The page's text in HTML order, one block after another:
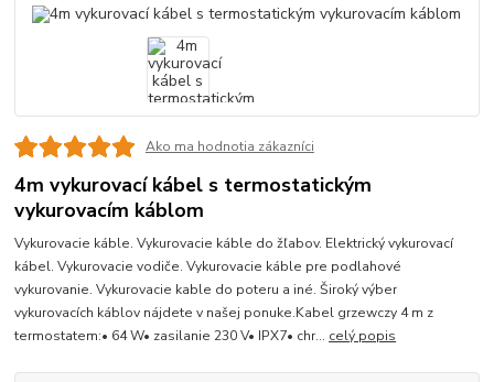
Ako ma hodnotia zákazníci
4m vykurovací kábel s termostatickým
vykurovacím káblom
Vykurovacie káble. Vykurovacie káble do žľabov. Elektrický vykurovací
kábel. Vykurovacie vodiče. Vykurovacie káble pre podlahové
vykurovanie. Vykurovacie kable do poteru a iné. Široký výber
vykurovacích káblov nájdete v našej ponuke.Kabel grzewczy 4 m z
termostatem:• 64 W• zasilanie 230 V• IPX7• chr... celý popis